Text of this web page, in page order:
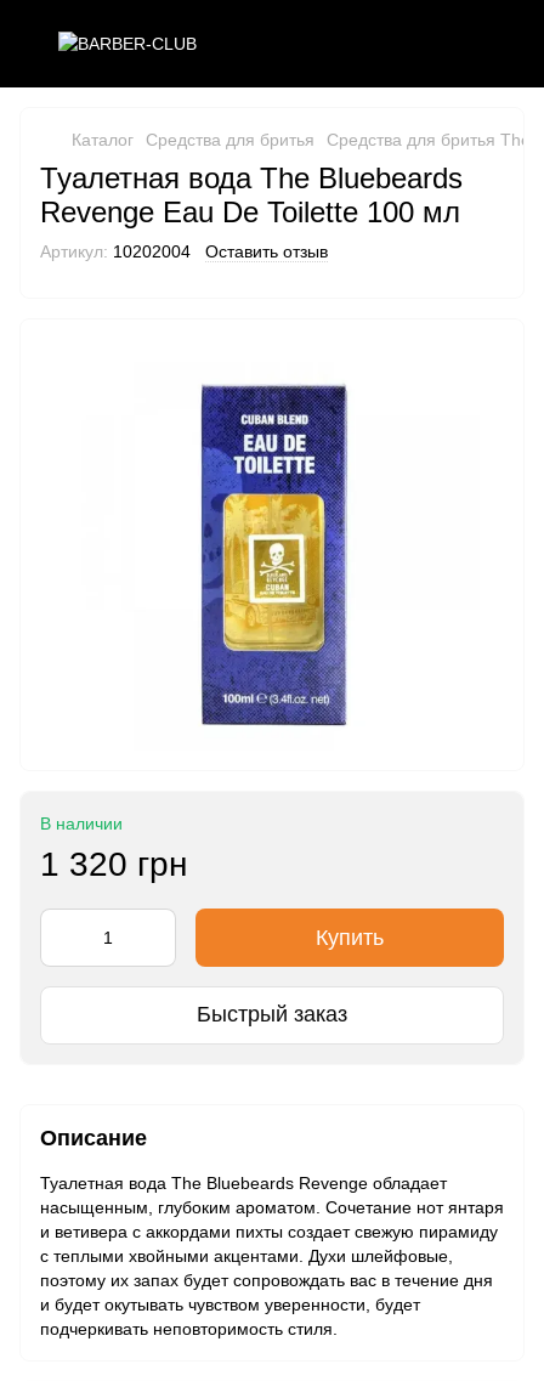
Каталог Средства для бритья Средства для бритья The
Туалетная вода The Bluebeards
Revenge Eau De Toilette 100 мл
Артикул: 10202004 Оставить отзыв
В наличии
1 320 грн
Купить
Быстрый заказ
Описание
Туалетная вода The Bluebeards Revenge обладает
насыщенным, глубоким ароматом. Сочетание нот янтаря
и ветивера с аккордами пихты создает свежую пирамиду
с теплыми хвойными акцентами. Духи шлейфовые,
поэтому их запах будет сопровождать вас в течение дня
и будет окутывать чувством уверенности, будет
подчеркивать неповторимость стиля.